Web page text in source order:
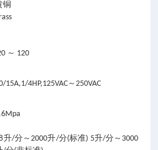
铜
～ 120
15A,1/4HP,125VAC～250VAC
升/分～2000升/分(标准) 5升/分～3000